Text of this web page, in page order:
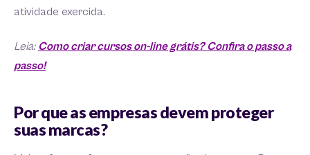
atividade exercida.
Leia: Como criar cursos on-line grátis? Confira o passo a
passo!
Por que as empresas devem proteger
suas marcas?